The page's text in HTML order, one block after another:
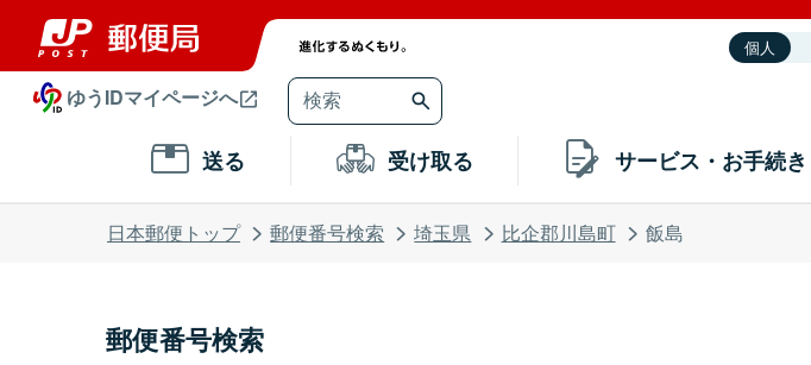
個人
ゆうIDマイページへ
送る 受け取る サービス・お手続き
日本郵便トップ 郵便番号検索 埼玉県 比企郡川島町 飯島
郵便番号検索